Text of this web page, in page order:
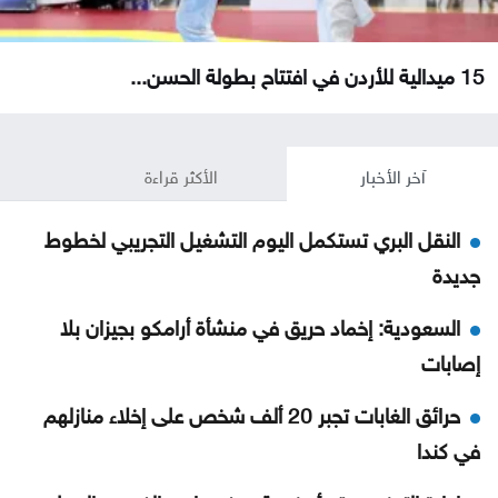
15 ميدالية للأردن في افتتاح بطولة الحسن...
آخر الأخبار الأكثر قراءة
النقل البري تستكمل اليوم التشغيل التجريبي لخطوط
جديدة
السعودية: إخماد حريق في منشأة أرامكو بجيزان بلا
إصابات
حرائق الغابات تجبر 20 ألف شخص على إخلاء منازلهم
في كندا